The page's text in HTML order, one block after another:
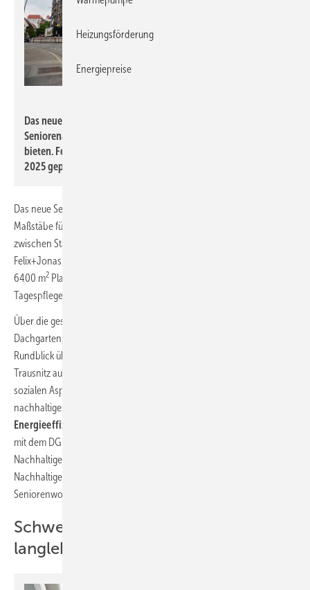
Das neue Wohnquartier in Landshut wird Platz für 87
Seniorenapartments und eine Tagespflege im Erdgeschoss
bieten. Fertigstellung und Eröffnung sind für das Frühjahr
2025 geplant.
Das neue Seniorenquartier Kupfereck in Landshut setzt neue
Maßstäbe für altersgerechtes Wohnen. Der 5-geschossige Neubau
zwischen Stadtkern und Stadtrand wurde nach einem Entwurf von
Felix+Jonas Architekten aus München errichtet und bietet auf
6400 m2 Platz für 92 Seniorenapartments und eine
Tagespflegeeinrichtung im Erdgeschoss.
Über die gesamte Dachfläche erstreckt sich ein aufwändig begrünter
Dachgarten, von dem Bewohner und Gäste einen spektakulären
Rundblick über die Landshuter Altstadt mit Martinskirche bis zur Burg
Trausnitz auf dem Landshuter Hausberg genießen können. Neben den
sozialen Aspekten legte die Projektentwicklung großen Wert auf
nachhaltiges Bauen und Betreiben. Das Gebäude wird nach
Energieeffizienzklasse 40 NH
mit dem DGNB-Siegel in Silber der Deutschen Gesellschaft für
Nachhaltiges Bauen und dem QNG-Zertifikat (Qualitätssiegel
Nachhaltiges Bauen) an. Fertigstellung und Bezug der
Seniorenwohnanlage sind für das Frühjahr 2025 geplant.
Schwellenarm, vorgefertigt und
langlebig
Heizungsförderung
Energiepreise